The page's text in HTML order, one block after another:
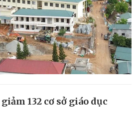
132 cơ sở giáo dục